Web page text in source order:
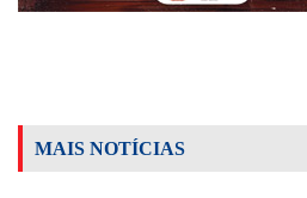
MAIS NOTÍCIAS